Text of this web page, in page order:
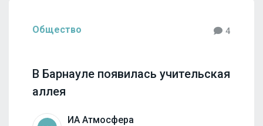
Общество 4
В Барнауле появилась учительская
аллея
ИА Атмосфера